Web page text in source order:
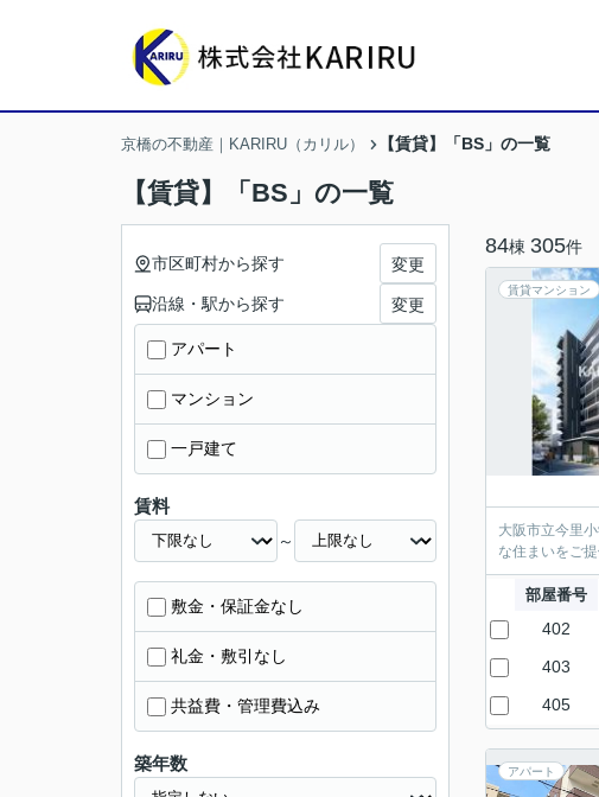
京橋の不動産｜KARIRU（カリル） 【賃貸】「BS」の一覧
【賃貸】「BS」の一覧
84棟 305件
賃貸マンション
大阪市立今里
な住まいをご
部屋番号
402
403
405
アパート
市区町村から探す 変更
沿線・駅から探す 変更
アパート
マンション
一戸建て
賃料
～
敷金・保証金なし
礼金・敷引なし
共益費・管理費込み
築年数